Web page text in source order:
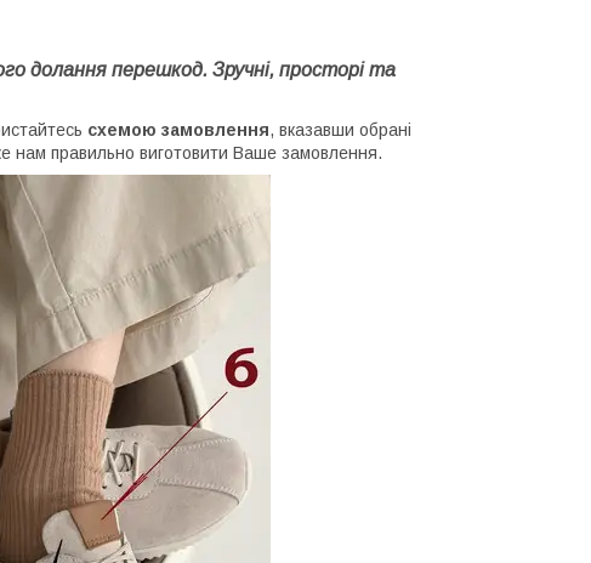
долання перешкод. Зручні, просторі та
схемою замовлення, вказавши обрані
нам правильно виготовити Ваше замовлення.